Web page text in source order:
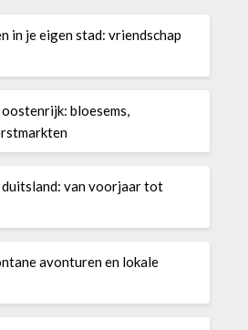
in je eigen stad: vriendschap
bloesems,
duitsland: van voorjaar tot
avonturen en lokale